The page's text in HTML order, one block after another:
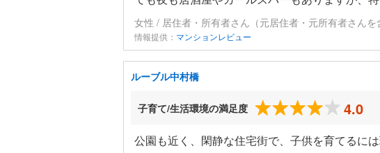
女性 / 居住者・所有者さん（元居住者・元所有者さんを
情報提供： マンションレビュー
ルーブル中村橋
子育て/生活環境の満足度 4.0
公園も近く、閑静な住宅街で、子供を育てるには